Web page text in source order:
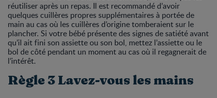
réutiliser après un repas. Il est recommandé d’avoir
quelques cuillères propres supplémentaires à portée de
main au cas où les cuillères d’origine tomberaient sur le
plancher. Si votre bébé présente des signes de satiété avant
qu’il ait fini son assiette ou son bol, mettez l’assiette ou le
bol de côté pendant un moment au cas où il regagnerait de
l’intérêt.
Règle 3 Lavez-vous les mains